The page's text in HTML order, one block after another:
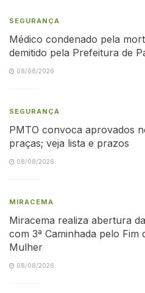
SEGURANÇA
Médico condenado pela
demitido pela Prefeitura de
08/08/2026
SEGURANÇA
PMTO convoca aprovados
praças; veja lista e prazos
08/08/2026
MIRACEMA
Miracema realiza abertura
com 3ª Caminhada pelo Fim
Mulher
08/08/2026